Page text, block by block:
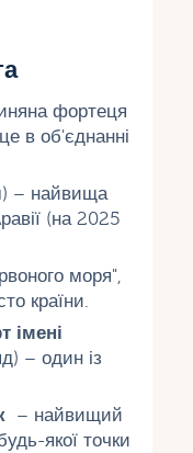
фортеця
в об'єднанні
– найвища
(на 2025
моря",
країни.
імені
– один із
– найвищий
якої точки